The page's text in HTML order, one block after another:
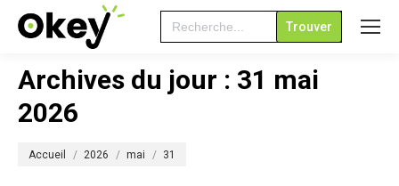
Search
for:
Archives du jour : 31 mai
2026
Accueil 2026 mai 31